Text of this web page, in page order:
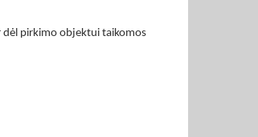
dėl pirkimo objektui taikomos